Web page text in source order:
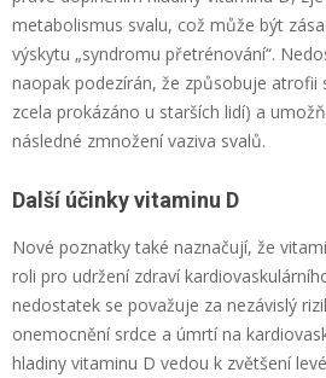
metabolismus svalu, což může být
výskytu „syndromu přetrénování“.
naopak podezírán, že způsobuje atrofii
zcela prokázáno u starších lidí) a
následné zmnožení vaziva svalů.
Další účinky vitaminu D
Nové poznatky také naznačují, že
roli pro udržení zdraví
nedostatek se považuje za nezávislý
onemocnění srdce a úmrtí na
hladiny vitaminu D vedou k zvětšení